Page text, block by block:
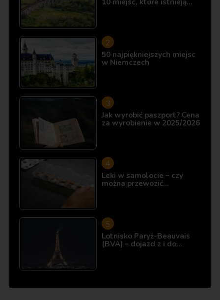
10 miejsc, które istnieją…
50 najpiękniejszych miejsc
w Niemczech
Jak wyrobić paszport? Cena
za wyrobienie w 2025/2026
Leki w samolocie – czy
można przewozić…
Lotnisko Paryż-Beauvais
(BVA) – dojazd z i do…